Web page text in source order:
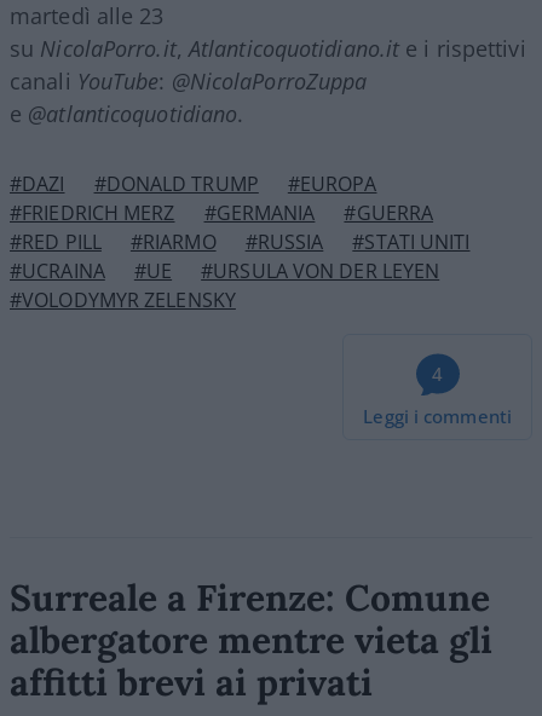
martedì alle 23
su NicolaPorro.it,Atlanticoquotidiano.it e i rispettivi
canali YouTube: @NicolaPorroZuppa
e @atlanticoquotidiano.
#DAZI #DONALD TRUMP
#EUROPA
#FRIEDRICH MERZ
#GERMANIA
#GUERRA
#RED PILL
#RIARMO #RUSSIA
#STATI UNITI
#UCRAINA
#UE
#URSULA VON DER LEYEN
#VOLODYMYR ZELENSKY
4
Leggi i commenti
Surreale a Firenze: Comune
albergatore mentre vieta gli
affitti brevi ai privati